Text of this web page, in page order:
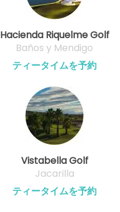
Hacienda Riquelme Golf
Baños y Mendigo
ティータイムを予約
Vistabella Golf
Jacarilla
ティータイムを予約